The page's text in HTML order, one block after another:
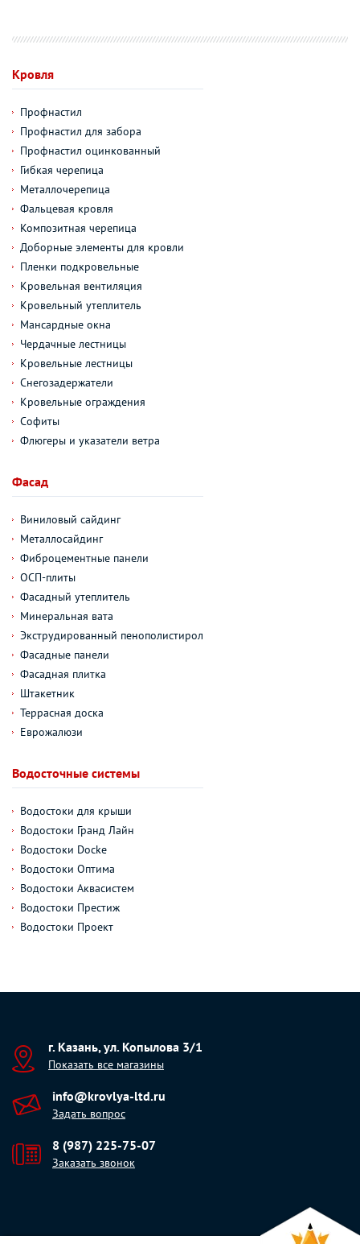
Кровля
Профнастил
Профнастил для забора
Профнастил оцинкованный
Гибкая черепица
Металлочерепица
Фальцевая кровля
Композитная черепица
Доборные элементы для кровли
Пленки подкровельные
Кровельная вентиляция
Кровельный утеплитель
Мансардные окна
Чердачные лестницы
Кровельные лестницы
Снегозадержатели
Кровельные ограждения
Софиты
Флюгеры и указатели ветра
Фасад
Виниловый сайдинг
Металлосайдинг
Фиброцементные панели
ОСП-плиты
Фасадный утеплитель
Минеральная вата
Экструдированный пенополистирол
Фасадные панели
Фасадная плитка
Штакетник
Террасная доска
Еврожалюзи
Водосточные системы
Водостоки для крыши
Водостоки Гранд Лайн
Водостоки Docke
Водостоки Оптима
Водостоки Аквасистем
Водостоки Престиж
Водостоки Проект
г. Казань, ул. Копылова 3/1
Показать все магазины
info@krovlya-ltd.ru
Задать вопрос
8 (987) 225-75-07
Заказать звонок